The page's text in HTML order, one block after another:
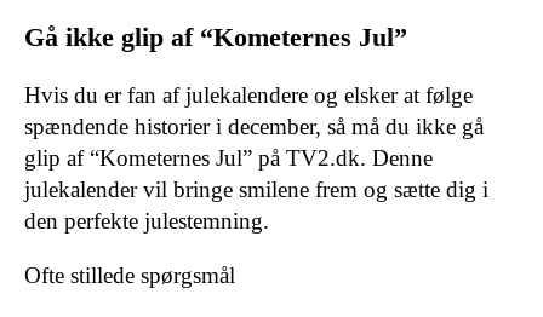
Gå ikke glip af “Kometernes Jul”
Hvis du er fan af julekalendere og elsker at følge
spændende historier i december, så må du ikke gå
glip af “Kometernes Jul” på TV2.dk. Denne
julekalender vil bringe smilene frem og sætte dig i
den perfekte julestemning.
Ofte stillede spørgsmål